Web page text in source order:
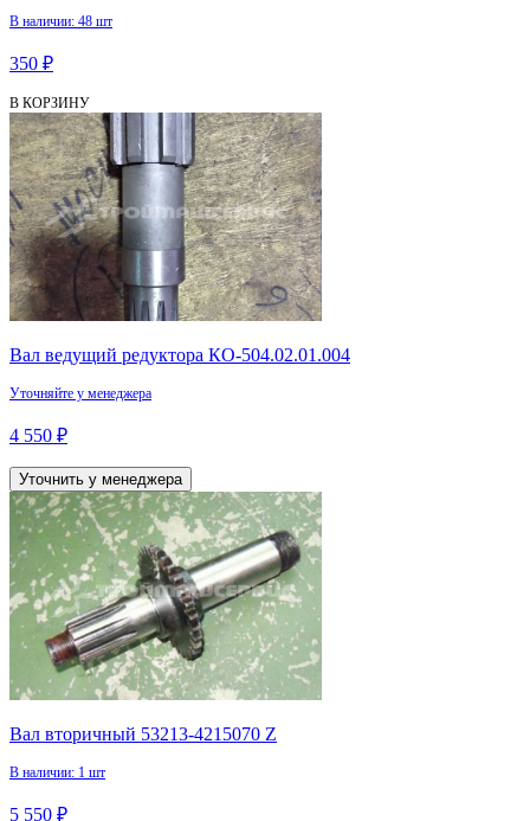
В наличии: 48 шт
350 ₽
В КОРЗИНУ
Вал ведущий редуктора КО-504.02.01.004
Уточняйте у менеджера
4 550 ₽
Уточнить у менеджера
Вал вторичный 53213-4215070 Z
В наличии: 1 шт
5 550 ₽